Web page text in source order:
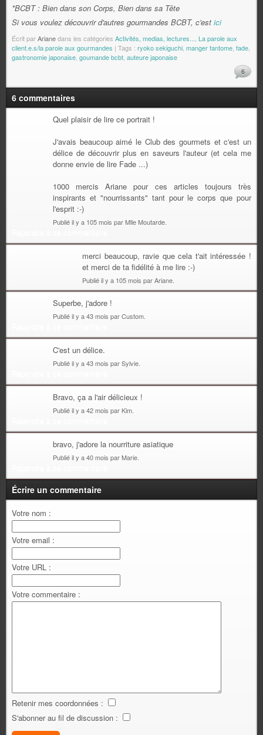
*BCBT : Bien dans son Corps, Bien dans sa Tête
Si vous voulez découvrir d'autres gourmandes BCBT, c'est ici
Écrit parArianedans les catégories Activités, medias, lectures... La parole aux
client.e.s/la parole aux gourmandes | Tags : ryoko sekiguchi manger fantome fade
gastronomie japonaise goumande bcbt auteure japonaise
6
6 commentaires
Quel plaisir de lire ce portrait !
J'avais beaucoup aimé le Club des gourmets et c'est un
délice de découvrir plus en saveurs l'auteur (et cela me
donne envie de lire Fade ...)
1000 mercis Ariane pour ces articles toujours très
inspirants et "nourrissants" tant pour le corps que pour
l'esprit :-)
Publié il y a 105 mois par Mlle Moutarde.
merci beaucoup, ravie que cela t'ait intéressée !
et merci de ta fidélité à me lire :-)
Publié il y a 105 mois par Ariane.
Superbe, j'adore !
Publié il y a 43 mois par Custom.
C'est un délice.
Publié il y a 43 mois par Sylvie.
Bravo, ça a l'air délicieux !
Publié il y a 42 mois par Kim.
bravo, j'adore la nourriture asiatique
Publié il y a 40 mois par Marie.
Écrire un commentaire
Votre nom :
Votre email :
Votre URL :
Votre commentaire :
Retenir mes coordonnées :
S'abonner au fil de discussion :